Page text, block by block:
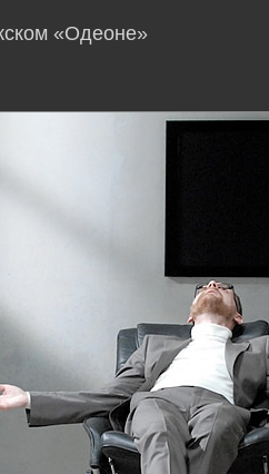
«Одеоне»